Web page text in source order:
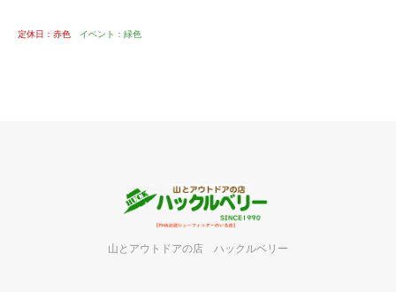
定休日：赤色 イベント：緑色
山とアウトドアの店 ハックルベリー